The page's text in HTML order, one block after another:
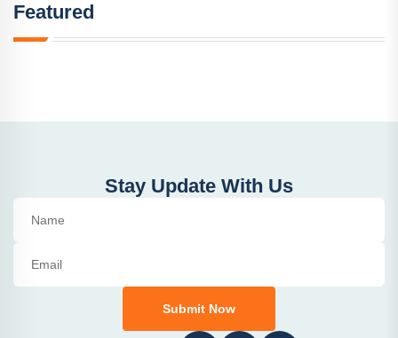
Featured
Stay Update With Us
Submit Now